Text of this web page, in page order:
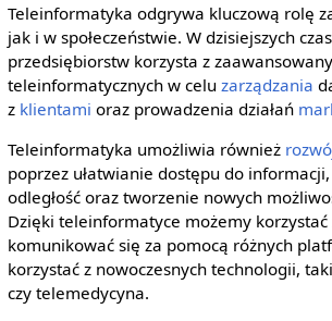
Teleinformatyka odgrywa kluczową rolę
jak i w społeczeństwie. W dzisiejszych
przedsiębiorstw korzysta z
teleinformatycznych w celu zarządzania
z klientami oraz prowadzenia działań
Teleinformatyka umożliwia również
poprzez ułatwianie dostępu do
odległość oraz tworzenie nowych
Dzięki teleinformatyce możemy korzystać
komunikować się za pomocą różnych
korzystać z nowoczesnych technologii,
czy telemedycyna.